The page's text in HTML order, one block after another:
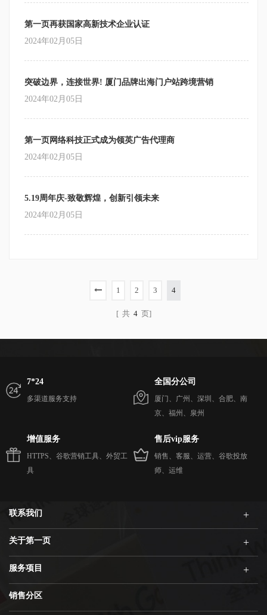
第一页再获国家高新技术企业认证
2024年02月05日
突破边界，连接世界! 厦门品牌出海门户站跨境营销
2024年02月05日
第一页网络科技正式成为领英广告代理商
2024年02月05日
5.19周年庆-致敬辉煌，创新引领未来
2024年02月05日
1 2 3 4
[ 共 4页]
7*24
多渠道服务支持
全国分公司
厦门、广州、深圳、合肥、南
京、福州、泉州
增值服务
HTTPS、谷歌营销工具、外贸工
具
售后vip服务
销售、客服、运营、谷歌投放
师、运维
联系我们
关于第一页
服务项目
销售分区